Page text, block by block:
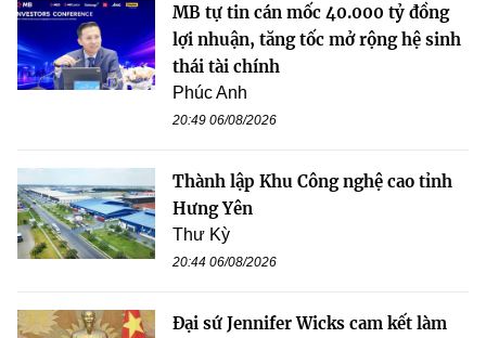
MB tự tin cán mốc 40.000 tỷ đồng
lợi nhuận, tăng tốc mở rộng hệ sinh
thái tài chính
Phúc Anh
20:49 06/08/2026
Thành lập Khu Công nghệ cao tỉnh
Hưng Yên
Thư Kỳ
20:44 06/08/2026
Đại sứ Jennifer Wicks cam kết làm